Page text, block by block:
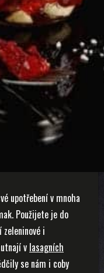
upotřebení v mnoha
Použijete je do
i
v lasagních
se nám i coby